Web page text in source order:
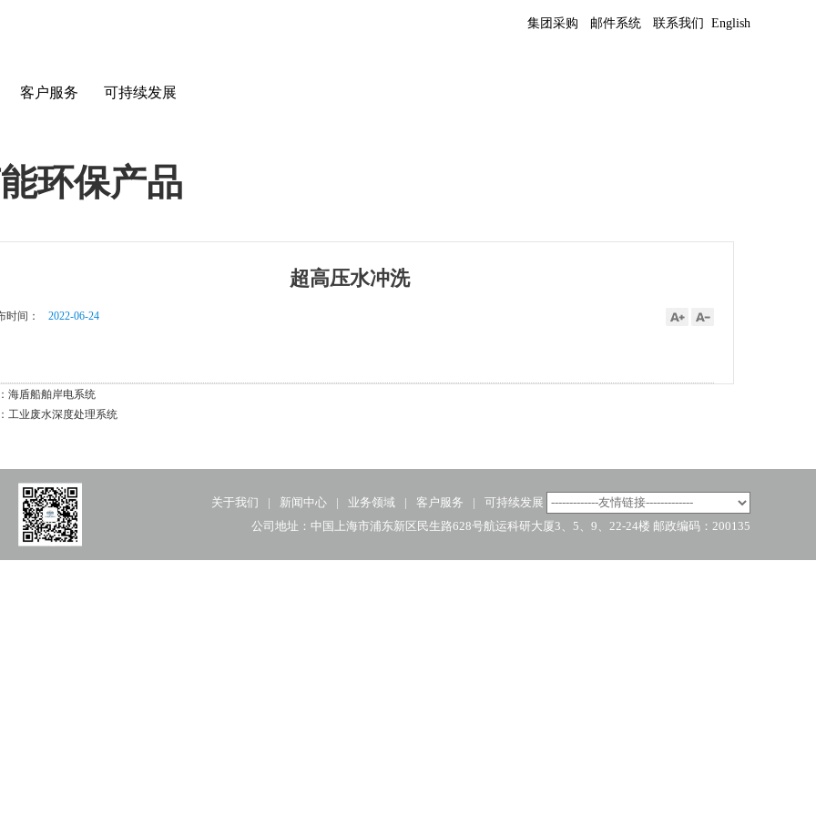
集团采购 邮件系统 联系我们 English
客户服务 可持续发展
环保产品
超高压水冲洗
时间： 2022-06-24
海盾船舶岸电系统
工业废水深度处理系统
关于我们 | 新闻中心 | 业务领域 | 客户服务 |
可持续发展
公司地址：中国上海市浦东新区民生路628号航运科研大厦3、5、9、22-24楼 邮政编码：200135